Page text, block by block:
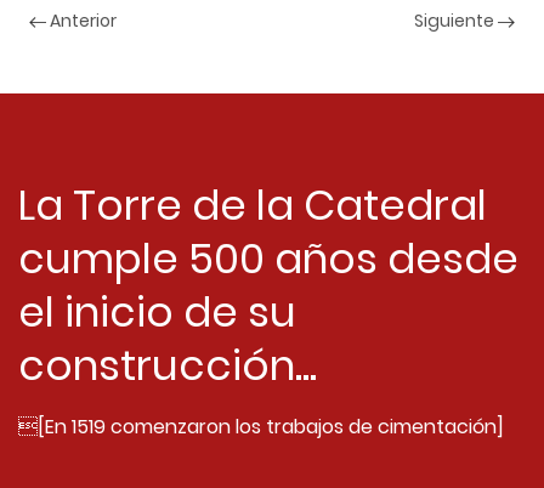
Anterior Siguiente
La Torre de la Catedral
cumple 500 años desde
el inicio de su
construcción...
[En 1519 comenzaron los trabajos de cimentación]